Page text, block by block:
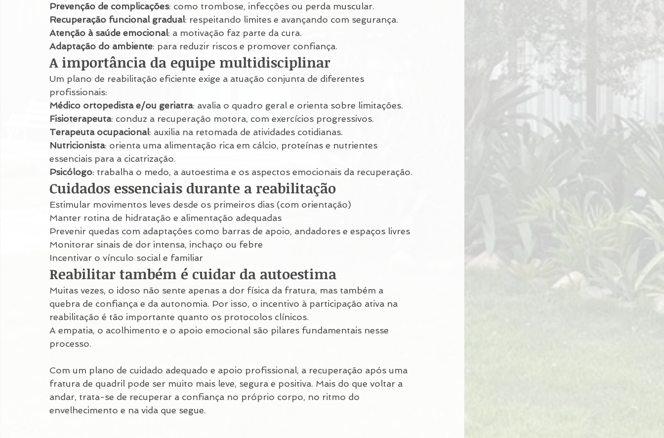
Prevenção de complicações: como trombose, infecções ou perda muscular.
Recuperação funcional gradual: respeitando limites e avançando com segurança.
Atenção à saúde emocional: a motivação faz parte da cura.
Adaptação do ambiente: para reduzir riscos e promover confiança.
A importância da equipe multidisciplinar
Um plano de reabilitação eficiente exige a atuação conjunta de diferentes
profissionais:
Médico ortopedista e/ou geriatra: avalia o quadro geral e orienta sobre limitações.
Fisioterapeuta: conduz a recuperação motora, com exercícios progressivos.
Terapeuta ocupacional: auxilia na retomada de atividades cotidianas.
Nutricionista: orienta uma alimentação rica em cálcio, proteínas e nutrientes
essenciais para a cicatrização.
Psicólogo: trabalha o medo, a autoestima e os aspectos emocionais da recuperação.
Cuidados essenciais durante a reabilitação
Estimular movimentos leves desde os primeiros dias (com orientação)
Manter rotina de hidratação e alimentação adequadas
Prevenir quedas com adaptações como barras de apoio, andadores e espaços livres
Monitorar sinais de dor intensa, inchaço ou febre
Incentivar o vínculo social e familiar
Reabilitar também é cuidar da autoestima
Muitas vezes, o idoso não sente apenas a dor física da fratura, mas também a
quebra de confiança e da autonomia. Por isso, o incentivo à participação ativa na
reabilitação é tão importante quanto os protocolos clínicos.
A empatia, o acolhimento e o apoio emocional são pilares fundamentais nesse
processo.
Com um plano de cuidado adequado e apoio profissional, a recuperação após uma
fratura de quadril pode ser muito mais leve, segura e positiva. Mais do que voltar a
andar, trata-se de recuperar a confiança no próprio corpo, no ritmo do
envelhecimento e na vida que segue.